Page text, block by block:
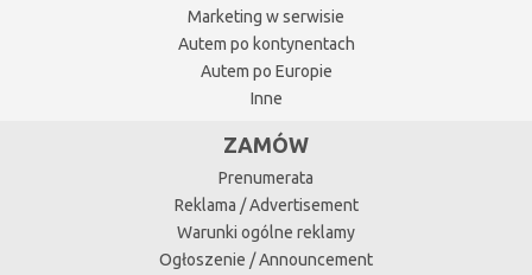
Marketing w serwisie
Autem po kontynentach
Autem po Europie
Inne
ZAMÓW
Prenumerata
Reklama / Advertisement
Warunki ogólne reklamy
Ogłoszenie / Announcement